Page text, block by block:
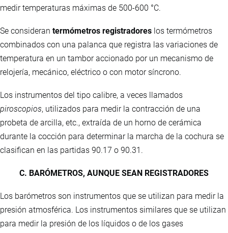
medir temperaturas máximas de 500-600 °C.
Se consideran termómetros registradores los termómetros
combinados con una palanca que registra las variaciones de
temperatura en un tambor accionado por un mecanismo de
relojería, mecánico, eléctrico o con motor síncrono.
Los instrumentos del tipo calibre, a veces llamados
piroscopios, utilizados para medir la contracción de una
probeta de arcilla, etc., extraída de un horno de cerámica
durante la cocción para determinar la marcha de la cochura se
clasifican en las partidas 90.17 o 90.31.
C. BARÓMETROS, AUNQUE SEAN REGISTRADORES
Los barómetros son instrumentos que se utilizan para medir la
presión atmosférica. Los instrumentos similares que se utilizan
para medir la presión de los líquidos o de los gases